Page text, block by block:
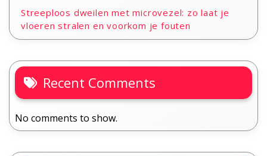
Streeploos dweilen met microvezel: zo laat je
vloeren stralen en voorkom je fouten
Recent Comments
No comments to show.